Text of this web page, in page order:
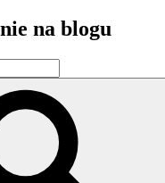
na blogu